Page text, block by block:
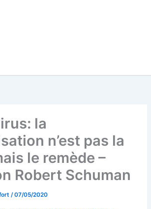
la
n’est pas la
le remède –
Robert Schuman
/07/05/2020